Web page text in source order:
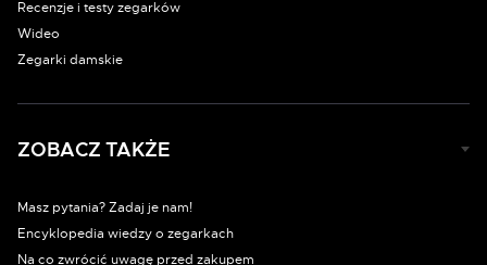
Recenzje i testy zegarków
Wideo
Zegarki damskie
ZOBACZ TAKŻE
Masz pytania? Zadaj je nam!
Encyklopedia wiedzy o zegarkach
Na co zwrócić uwagę przed zakupem